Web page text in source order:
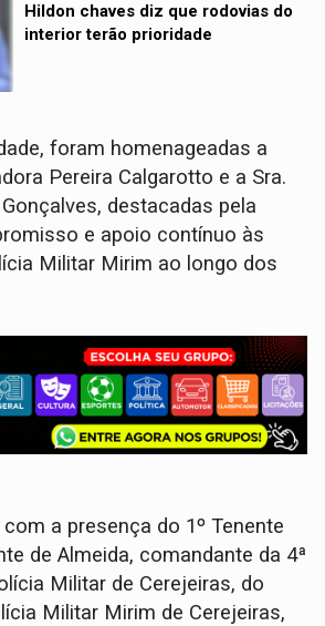
Hildon chaves diz que rodovias do
interior terão prioridade
foram homenageadas a
Pereira Calgarotto e a Sra.
destacadas pela
e apoio contínuo às
Militar Mirim ao longo dos
a presença do 1º Tenente
de Almeida, comandante da 4ª
Militar de Cerejeiras, do
Militar Mirim de Cerejeiras,